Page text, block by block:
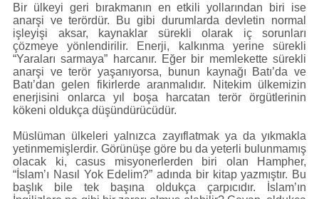
Bir ülkeyi geri bırakmanın en etkili yollarından biri ise
anarşi ve terördür. Bu gibi durumlarda devletin normal
işleyişi aksar, kaynaklar sürekli olarak iç sorunları
çözmeye yönlendirilir. Enerji, kalkınma yerine sürekli
“Yaraları sarmaya” harcanır. Eğer bir memlekette sürekli
anarşi ve terör yaşanıyorsa, bunun kaynağı Batı’da ve
Batı’dan gelen fikirlerde aranmalıdır. Nitekim ülkemizin
enerjisini onlarca yıl boşa harcatan terör örgütlerinin
kökeni oldukça düşündürücüdür.
Müslüman ülkeleri yalnızca zayıflatmak ya da yıkmakla
yetinmemişlerdir. Görünüşe göre bu da yeterli bulunmamış
olacak ki, casus misyonerlerden biri olan Hampher,
“İslam’ı Nasıl Yok Edelim?” adında bir kitap yazmıştır. Bu
başlık bile tek başına oldukça çarpıcıdır. İslam’ın